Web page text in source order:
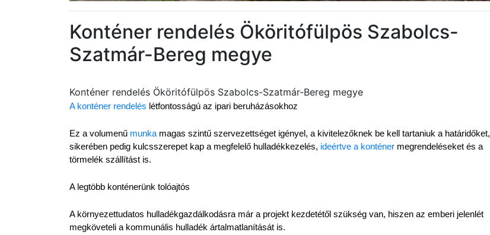
Konténer rendelés Ököritófülpös Szabolcs-
Szatmár-Bereg megye
Konténer rendelés Ököritófülpös Szabolcs-Szatmár-Bereg megye
A konténer rendelés létfontosságú az ipari beruházásokhoz
Ez a volumenű munka magas szintű szervezettséget igényel, a kivitelezőknek be kell tartaniuk a határidőket,
sikerében pedig kulcsszerepet kap a megfelelő hulladékkezelés, ideértve a konténer megrendeléseket és a
törmelék szállítást is.
A legtöbb konténerünk tolóajtós
A környezettudatos hulladékgazdálkodásra már a projekt kezdetétől szükség van, hiszen az emberi jelenlét
megköveteli a kommunális hulladék ártalmatlanítását is.